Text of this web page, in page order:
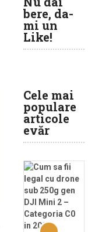
bere, da-
mi un
Like!
Cele mai
populare
articole
evăr